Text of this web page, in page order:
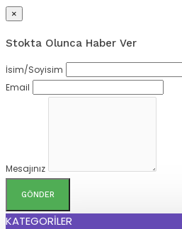
×
Stokta Olunca Haber Ver
İsim/Soyisim
Email
Mesajınız
GÖNDER
KATEGORILER